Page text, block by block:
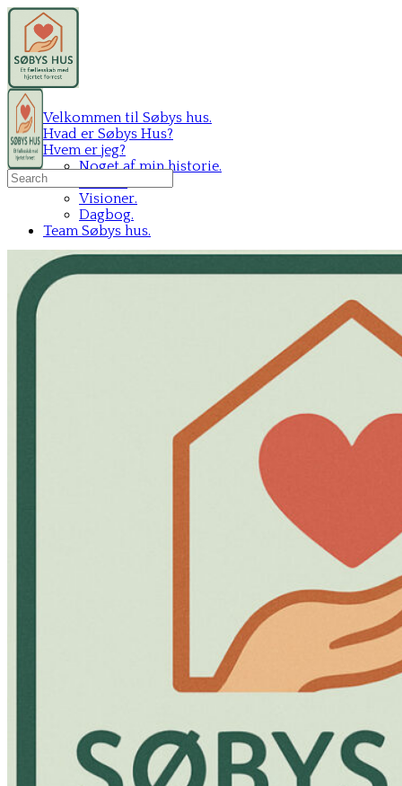
Velkommen til Søbys hus.
Hvad er Søbys Hus?
Hvem er jeg?
Noget af min historie.
Visioner.
Dagbog.
Team Søbys hus.
Sign in Sign up
Search
for: